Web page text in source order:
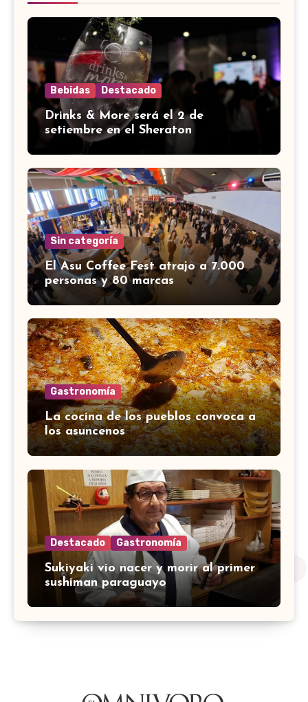
Bebidas Destacado
Drinks & More será el 2 de
setiembre en el Sheraton
Sin categoría
El Asu Coffee Fest atrajo a 7.000
personas y 80 marcas
Gastronomía
La cocina de los pueblos convoca a
los asuncenos
Destacado Gastronomía
Sukiyaki vio nacer y morir al primer
sushiman paraguayo